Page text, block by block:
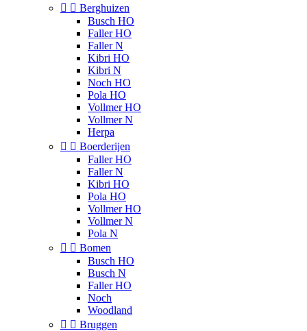
  Berghuizen
Busch HO
Faller HO
Faller N
Kibri HO
Kibri N
Noch HO
Pola HO
Vollmer HO
Vollmer N
Herpa
  Boerderijen
Faller HO
Faller N
Kibri HO
Pola HO
Vollmer HO
Vollmer N
Pola N
  Bomen
Busch HO
Busch N
Faller HO
Noch
Woodland
  Bruggen